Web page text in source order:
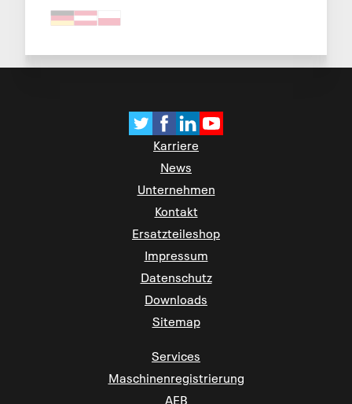
Karriere
News
Unternehmen
Kontakt
Ersatzteileshop
Impressum
Datenschutz
Downloads
Sitemap
Services
Maschinenregistrierung
AEB